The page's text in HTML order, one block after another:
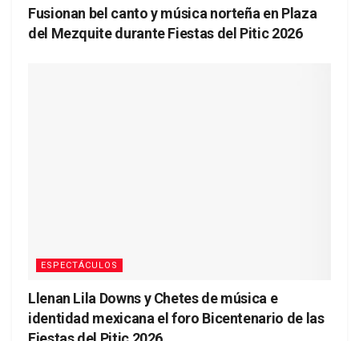
Fusionan bel canto y música norteña en Plaza
del Mezquite durante Fiestas del Pitic 2026
ESPECTÁCULOS
Llenan Lila Downs y Chetes de música e
identidad mexicana el foro Bicentenario de las